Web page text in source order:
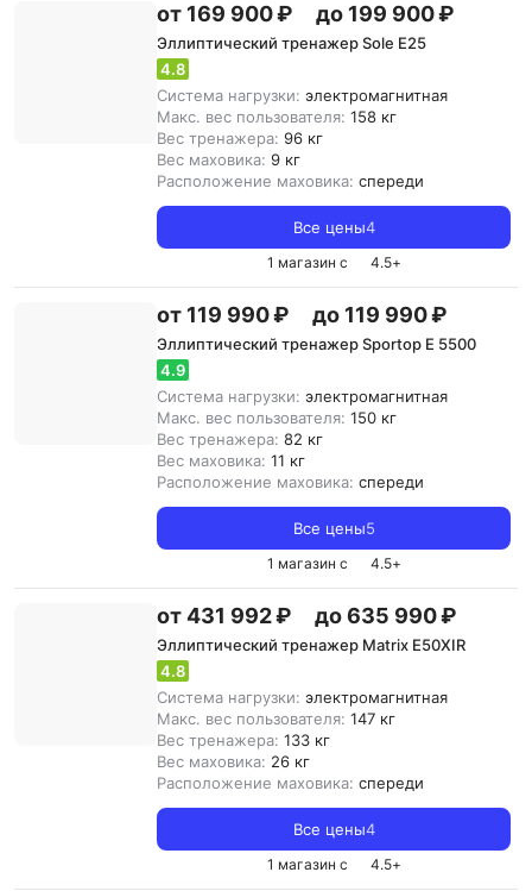
от 169 900 ₽ до 199 900 ₽
Эллиптический тренажер Sole E25
4.8
Система нагрузки: электромагнитная
Макс. вес пользователя: 158 кг
Вес тренажера: 96 кг
Вес маховика: 9 кг
Расположение маховика: спереди
Все цены4
1 магазин с 4.5+
от 119 990 ₽ до 119 990 ₽
Эллиптический тренажер Sportop E 5500
4.9
Система нагрузки: электромагнитная
Макс. вес пользователя: 150 кг
Вес тренажера: 82 кг
Вес маховика: 11 кг
Расположение маховика: спереди
Все цены5
1 магазин с 4.5+
от 431 992 ₽ до 635 990 ₽
Эллиптический тренажер Matrix E50XIR
4.8
Система нагрузки: электромагнитная
Макс. вес пользователя: 147 кг
Вес тренажера: 133 кг
Вес маховика: 26 кг
Расположение маховика: спереди
Все цены4
1 магазин с 4.5+